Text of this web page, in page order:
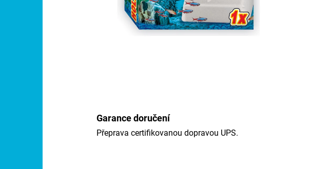
Garance doručení
Přeprava certifikovanou dopravou UPS.